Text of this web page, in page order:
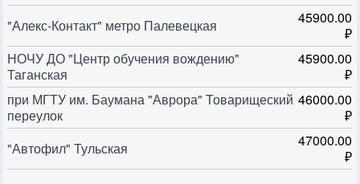
"Алекс-Контакт" метро Палевецкая
45900.00
₽
НОЧУ ДО "Центр обучения вождению"
Таганская
45900.00
₽
при МГТУ им. Баумана "Аврора" Товарищеский
переулок
46000.00
₽
"Автофил" Тульская
47000.00
₽